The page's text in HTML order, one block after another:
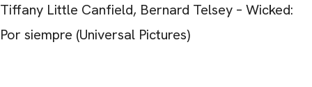
Tiffany Little Canfield, Bernard Telsey – Wicked:
Por siempre (Universal Pictures)